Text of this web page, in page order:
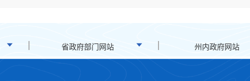
省政府部门网站 州内政府网站